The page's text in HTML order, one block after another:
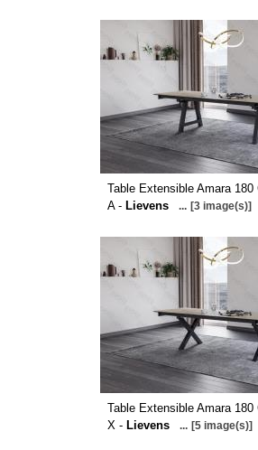
Table Extensible Amara 180
A - Lievens ... [3 image(s)]
Table Extensible Amara 180
X - Lievens ... [5 image(s)]